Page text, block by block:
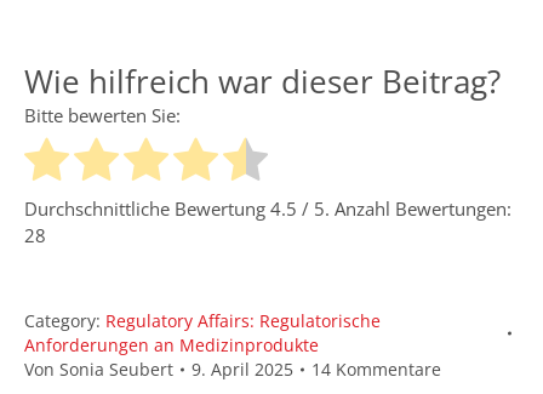
Wie hilfreich war dieser Beitrag?
Bitte bewerten Sie:
Durchschnittliche Bewertung 4.5 / 5. Anzahl Bewertungen:
28
Category: Regulatory Affairs: Regulatorische
Anforderungen an Medizinprodukte
Von Sonia Seubert 9. April 2025
14 Kommentare